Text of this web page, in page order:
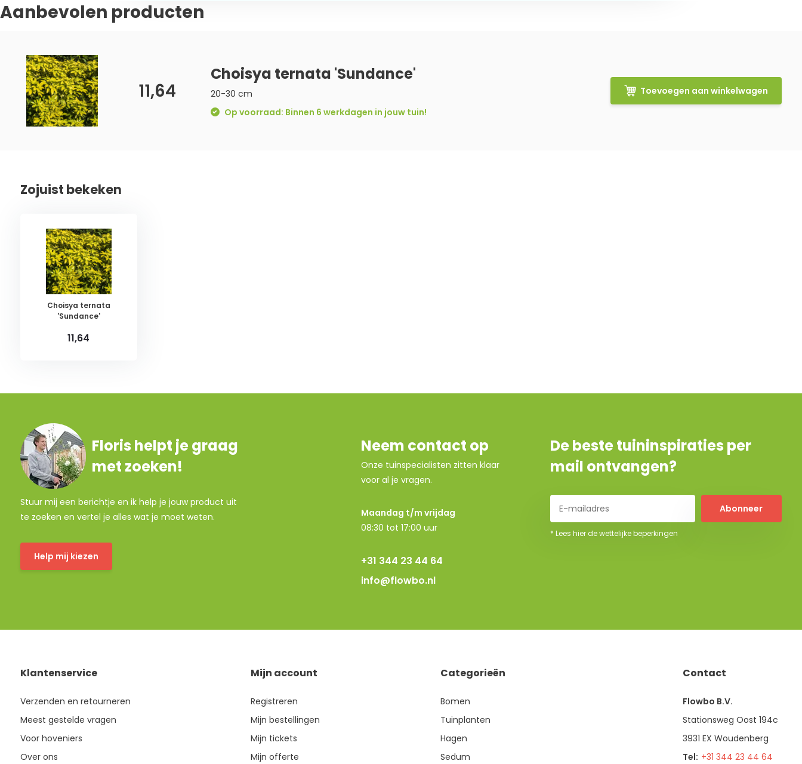
Aanbevolen producten
11,64
Choisya ternata 'Sundance'
20-30 cm
Op voorraad: Binnen 6 werkdagen in jouw tuin!
Toevoegen aan winkelwagen
Zojuist bekeken
Choisya ternata
'Sundance'
11,64
Floris helpt je graag
met zoeken!
Stuur mij een berichtje en ik help je jouw product uit
te zoeken en vertel je alles wat je moet weten.
Help mij kiezen
Neem contact op
Onze tuinspecialisten zitten klaar
voor al je vragen.
Maandag t/m vrijdag
08:30 tot 17:00 uur
+31 344 23 44 64
info@flowbo.nl
De beste tuininspiraties per
mail ontvangen?
Abonneer
* Lees hier de wettelijke beperkingen
Klantenservice
Verzenden en retourneren
Meest gestelde vragen
Voor hoveniers
Over ons
Mijn account
Registreren
Mijn bestellingen
Mijn tickets
Mijn offerte
Categorieën
Bomen
Tuinplanten
Hagen
Sedum
Contact
Flowbo B.V.
Stationsweg Oost 194c
3931 EX Woudenberg
Tel: +31 344 23 44 64